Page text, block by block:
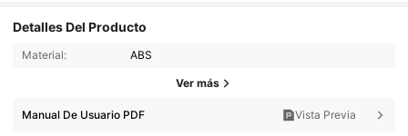
Detalles Del Producto
Material: ABS
Ver más
Manual De Usuario PDF Vista Previa